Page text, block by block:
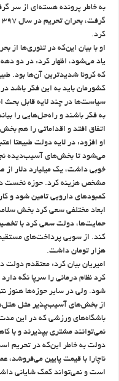
به خاطر پرونده هسته‌ای از سر
کرد.
او با بیان این‌که در تئوری‌ها از
یاد می‌شود، اظهار کرد: در دو
که کرونا شدیدترین آن‌ها بود.
کشورمان باید به این فکر باشد
سیاست‌ها در چند لایه قابل بحث
به فکر باشند و راه‌حل‌هایی را
اتفاق افتد و اقداماتی را هم
او افزود: در لایه دولت طبیعتا
می‌شود تا بخش‌های آسیب‌دیده
خوبی داشت، یک میلیارد دلار
مشخص هزینه کرد. حوزه نخست
کمبودهای دارویی تامین شود و
ابعاد مختلفی سعی کرد بخش
حمایت‌ها، دولت سعی کرد با
هزار تومان داشت.
امیریان بیان کرد: معتقدم
کرد نظام درمانی را سرپا نگه
شود. ولی در سایر حوزه‌ها هنوز
از بخش‌های آسیب‌پذیر مثل
باشگاه‌های ورزشی که در این مدت
نمی‌توانند مشتری بپذیرند و با
دولت به خاطر این‌که در تحریم
ناچارا با قیمت پایین می‌فروشد،
است و نمی‌تواند کمک شایانی